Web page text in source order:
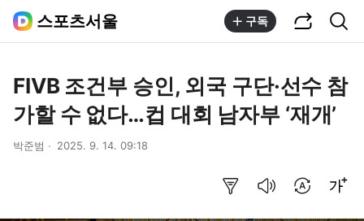
스포츠서울 구독
FIVB 조건부 승인, 외국 구단·선수 참
가할 수 없다…컵 대회 남자부 ‘재개’
박준범 2025. 9. 14. 09:18